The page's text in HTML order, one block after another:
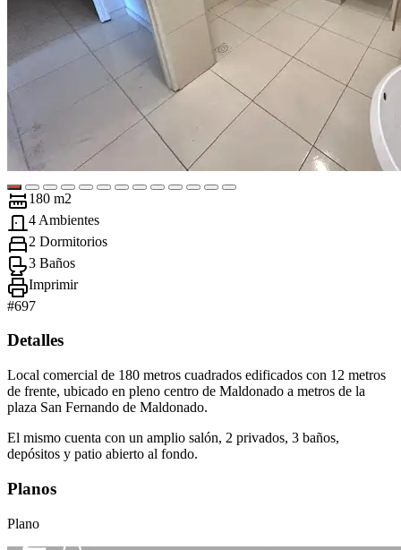
180 m2
4 Ambientes
2 Dormitorios
3 Baños
Imprimir
#697
Detalles
Local comercial de 180 metros cuadrados edificados con 12 metros
de frente, ubicado en pleno centro de Maldonado a metros de la
plaza San Fernando de Maldonado.
El mismo cuenta con un amplio salón, 2 privados, 3 baños,
depósitos y patio abierto al fondo.
Planos
Plano